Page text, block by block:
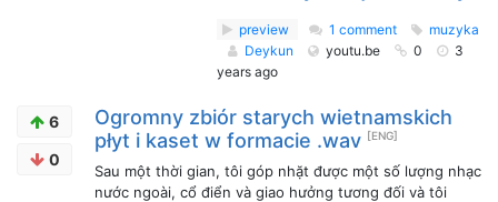
preview 1 comment
muzyka
Deykun
youtu.be 0
3
years ago
6
0
Ogromny zbiór starych wietnamskich
płyt i kaset w formacie .wav [ENG]
Sau một thời gian, tôi góp nhặt được một số lượng nhạc
nước ngoài, cổ điển và giao hưởng tương đối và tôi